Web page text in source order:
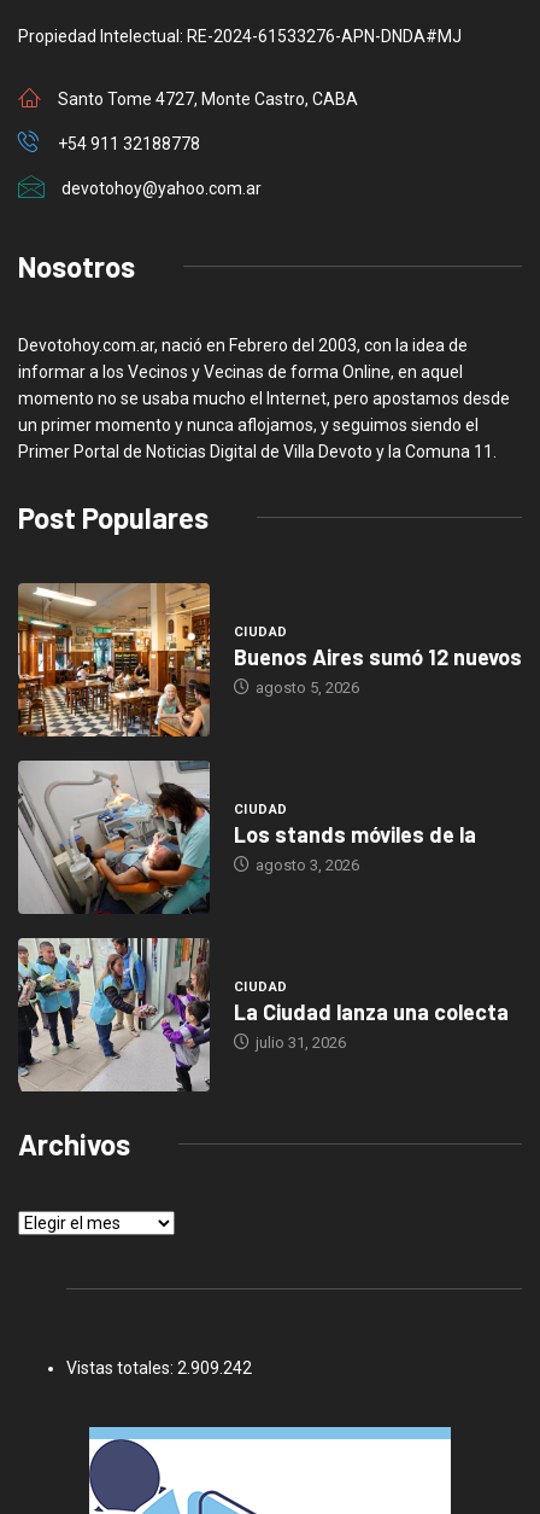
Propiedad Intelectual: RE-2024-61533276-APN-DNDA#MJ
Santo Tome 4727, Monte Castro, CABA
+54 911 32188778
devotohoy@yahoo.com.ar
Nosotros
Devotohoy.com.ar, nació en Febrero del 2003, con la idea de
informar a los Vecinos y Vecinas de forma Online, en aquel
momento no se usaba mucho el Internet, pero apostamos desde
un primer momento y nunca aflojamos, y seguimos siendo el
Primer Portal de Noticias Digital de Villa Devoto y la Comuna 11.
Post Populares
CIUDAD
Buenos Aires sumó 12 nuevos
agosto 5, 2026
CIUDAD
Los stands móviles de la
agosto 3, 2026
CIUDAD
La Ciudad lanza una colecta
julio 31, 2026
Archivos
Archivos
Vistas totales: 2.909.242